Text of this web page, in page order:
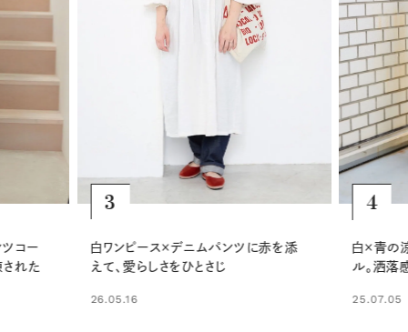
を添
4
白×青の涼しげなセットアップスタイ
ル。洒落感は小物でプラス！
25.07.05
5
やさしい
ねて、き